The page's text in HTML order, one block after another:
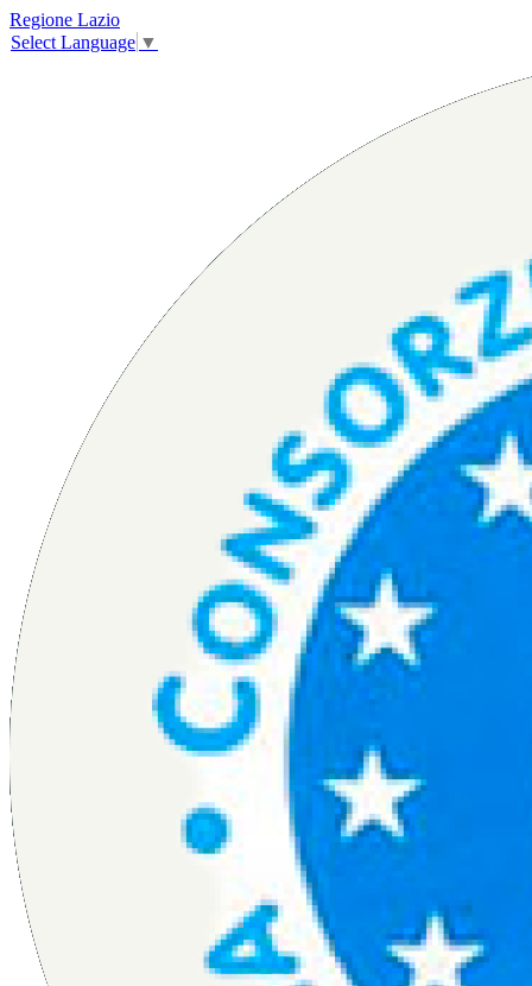
Regione Lazio
Select Language ▼